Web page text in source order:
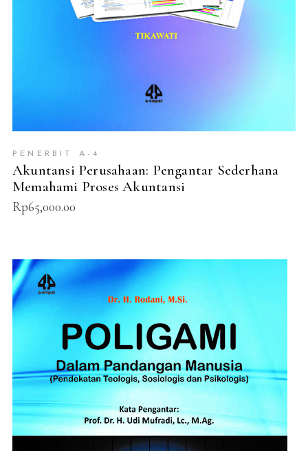
PENERBIT A-4
Akuntansi Perusahaan: Pengantar Sederhana
Memahami Proses Akuntansi
Rp65,000.00